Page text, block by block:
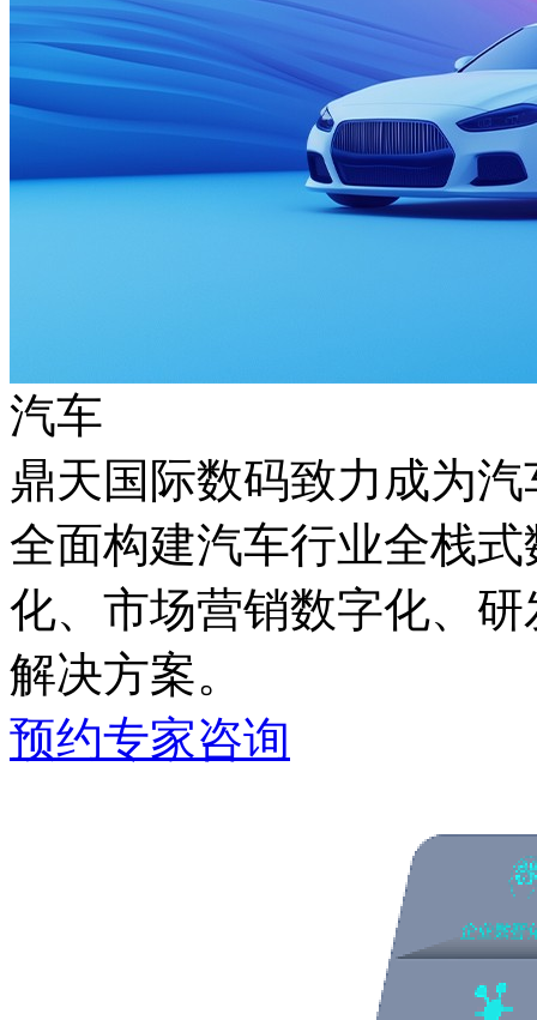
汽车
鼎天国际数码致力成为汽
全面构建汽车行业全栈式
化、市场营销数字化
解决方案。
预约专家咨询